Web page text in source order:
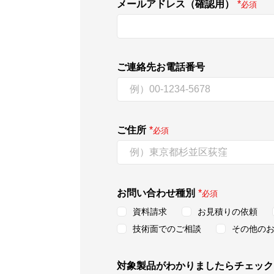
メールアドレス（確認用） *必須
ご連絡先お電話番号
ご住所 *必須
お問い合わせ種別 *必須
資料請求
お見積りの依頼
技術面でのご相談
その他の
対象製品がわかりましたらチェッ